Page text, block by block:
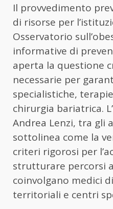
Il provvedimento
di risorse per
Osservatorio
informative di
aperta la questione
necessarie per
specialistiche,
chirurgia bariatrica.
Andrea Lenzi, tra gli
sottolinea come la
criteri rigorosi per
strutturare percorsi
coinvolgano medici
territoriali e centri